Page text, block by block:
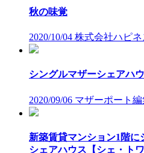
秋の味覚
2020/10/04 株式会社ハピ
シングルマザーシェアハ
2020/09/06 マザーポート編
新築賃貸マンション1階
シェアハウス【シェ・ト